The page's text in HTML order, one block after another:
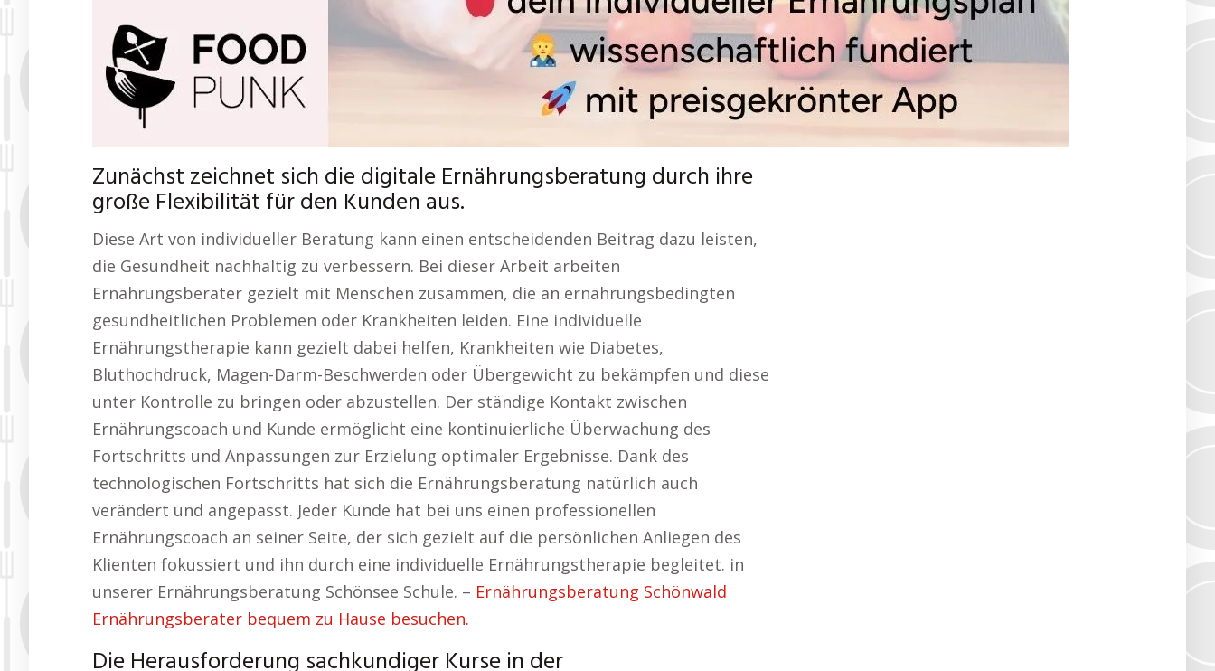
Zunächst zeichnet sich die digitale Ernährungsberatung durch ihre
große Flexibilität für den Kunden aus.
Diese Art von individueller Beratung kann einen entscheidenden Beitrag dazu leisten,
die Gesundheit nachhaltig zu verbessern. Bei dieser Arbeit arbeiten
Ernährungsberater gezielt mit Menschen zusammen, die an ernährungsbedingten
gesundheitlichen Problemen oder Krankheiten leiden. Eine individuelle
Ernährungstherapie kann gezielt dabei helfen, Krankheiten wie Diabetes,
Bluthochdruck, Magen-Darm-Beschwerden oder Übergewicht zu bekämpfen und diese
unter Kontrolle zu bringen oder abzustellen. Der ständige Kontakt zwischen
Ernährungscoach und Kunde ermöglicht eine kontinuierliche Überwachung des
Fortschritts und Anpassungen zur Erzielung optimaler Ergebnisse. Dank des
technologischen Fortschritts hat sich die Ernährungsberatung natürlich auch
verändert und angepasst. Jeder Kunde hat bei uns einen professionellen
Ernährungscoach an seiner Seite, der sich gezielt auf die persönlichen Anliegen des
Klienten fokussiert und ihn durch eine individuelle Ernährungstherapie begleitet. in
unserer Ernährungsberatung Schönsee Schule. – Ernährungsberatung Schönwald
Ernährungsberater bequem zu Hause besuchen.
Die Herausforderung sachkundiger Kurse in der